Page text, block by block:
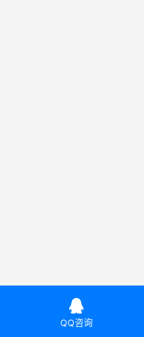

QQ咨询